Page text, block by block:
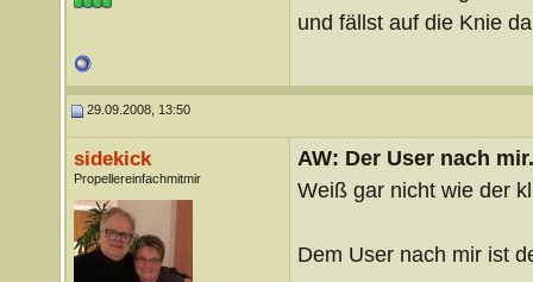
und fällst auf die Knie
29.09.2008, 13:50
sidekick
Propellereinfachmitmir
AW: Der User nach
Weiß gar nicht wie der
Dem User nach mir ist